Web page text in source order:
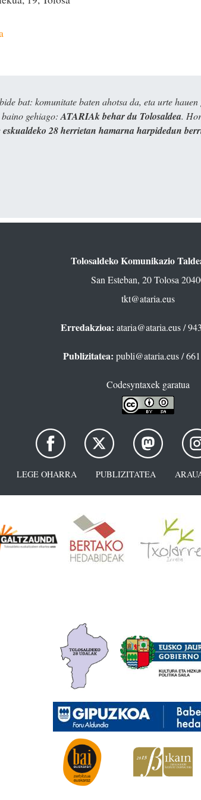
bat: komunitate baten ahotsa da, eta urte hauen
gehiago: ATARIAk behar du Tolosaldea.
eskualdeko 28 herrietan hamarna harpidedun
Tolosaldeko Komunikazio
San Esteban, 20 Tolosa
tkt@ataria.eus
Erredakzioa: ataria@ataria.eus/
Publizitatea: publi@ataria.eus/ 661
Codesyntaxek garatua
LEGE OHARRA PUBLIZITATEA